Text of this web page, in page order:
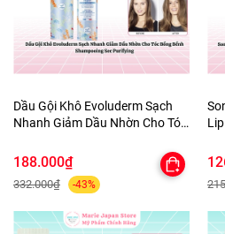
Dầu Gội Khô Evoluderm Sạch
Nhanh Giảm Dầu Nhờn Cho Tóc
Purifying
188.000₫
332.000₫ -43%